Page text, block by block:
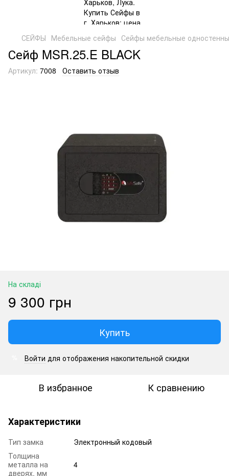
СЕЙФЫ Мебельные сейфы Сейфы мебельные
Сейф MSR.25.E BLACK
Артикул: 7008 Оставить отзыв
На складі
9 300 грн
Купить
Войти для отображения накопительной скидки
В избранное К сравнению
Характеристики
Тип замка
Электронный кодовый
Толщина
металла на
дверях, мм
4